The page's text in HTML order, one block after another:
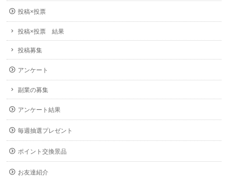
投稿×投票
投稿×投票 結果
投稿募集
アンケート
副業の募集
アンケート結果
毎週抽選プレゼント
ポイント交換景品
お友達紹介